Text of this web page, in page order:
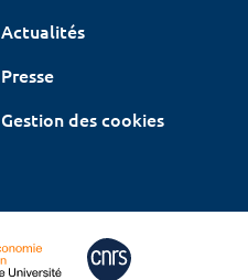
Actualités
Presse
Gestion des cookies